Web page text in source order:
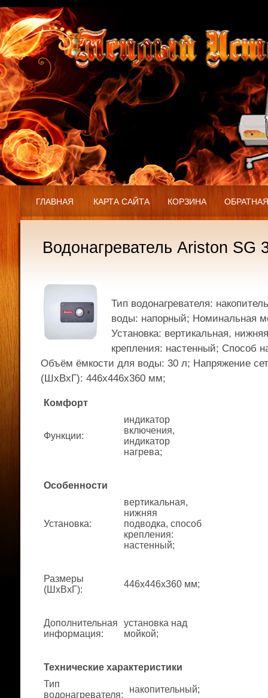
ГЛАВНАЯ КАРТА САЙТА КОРЗИНА
Водонагреватель Ariston SG
Тип водонагревателя:
воды: напорный; Номинальная
Установка: вертикальная,
крепления: настенный; Способ
Объём ёмкости для воды: 30 л; Напряжение
(ШхВхГ): 446x446x360 мм;
Комфорт
Функции:
индикатор
включения,
индикатор
нагрева;
Особенности
Установка:
вертикальная,
нижняя
подводка, способ
крепления:
настенный;
Размеры
(ШхВхГ):
446x446x360 мм;
Дополнительная
информация:
установка над
мойкой;
Технические характеристики
Тип
водонагревателя:
накопительный;